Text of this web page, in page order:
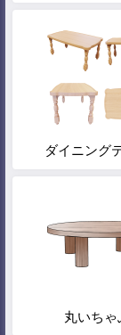
ダイニング
丸いちゃ